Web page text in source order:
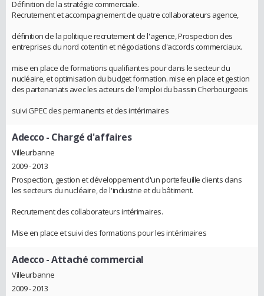
Définition de la stratégie commerciale.
Recrutement et accompagnement de quatre collaborateurs agence,
définition de la politique recrutement de l'agence, Prospection des
entreprises du nord cotentin et négociations d'accords commerciaux.
mise en place de formations qualifiantes pour dans le secteur du
nucléaire, et optimisation du budget formation. mise en place et gestion
des partenariats avec les acteurs de l'emploi du bassin Cherbourgeois
suivi GPEC des permanents et des intérimaires
Adecco- Chargé d'affaires
Villeurbanne
2009 - 2013
Prospection, gestion et développement d'un portefeuille clients dans
les secteurs du nucléaire, de l'industrie et du bâtiment.
Recrutement des collaborateurs intérimaires.
Mise en place et suivi des formations pour les intérimaires
Adecco- Attaché commercial
Villeurbanne
2009 - 2013